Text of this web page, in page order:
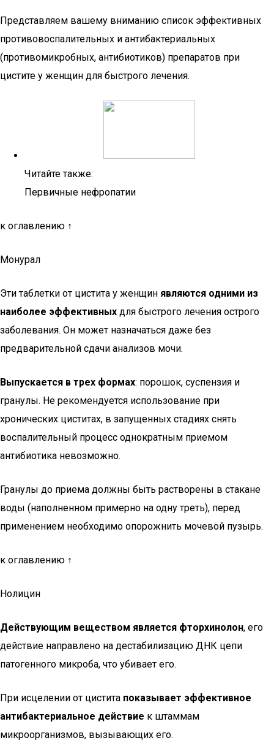
Представляем вашему вниманию список эффективных
противовоспалительных и антибактериальных
(противомикробных, антибиотиков) препаратов при
цистите у женщин для быстрого лечения.
Читайте также:
Первичные нефропатии
к оглавлению ↑
Монурал
Эти таблетки от цистита у женщин являются одними из
наиболее эффективных для быстрого лечения острого
заболевания. Он может назначаться даже без
предварительной сдачи анализов мочи.
Выпускается в трех формах: порошок, суспензия и
гранулы. Не рекомендуется использование при
хронических циститах, в запущенных стадиях снять
воспалительный процесс однократным приемом
антибиотика невозможно.
Гранулы до приема должны быть растворены в стакане
воды (наполненном примерно на одну треть), перед
применением необходимо опорожнить мочевой пузырь.
к оглавлению ↑
Нолицин
Действующим веществом является фторхинолон, его
действие направлено на дестабилизацию ДНК цепи
патогенного микроба, что убивает его.
При исцелении от цистита показывает эффективное
антибактериальное действие к штаммам
микроорганизмов, вызывающих его.